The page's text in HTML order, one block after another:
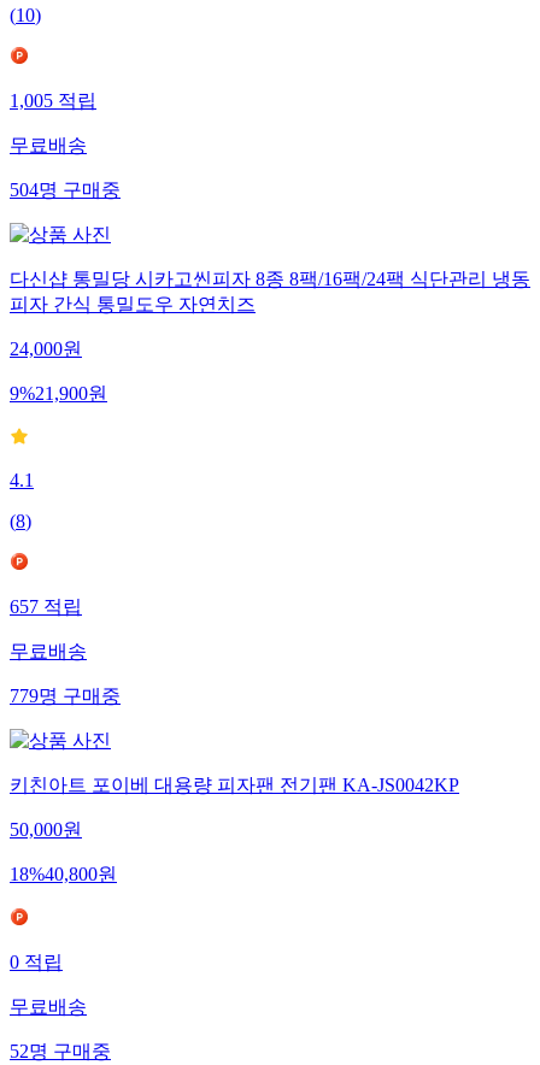
(10)
1,005 적립
무료배송
504명 구매중
다신샵 통밀당 시카고씬피자 8종 8팩/16팩/24팩 식단관리 냉동
피자 간식 통밀도우 자연치즈
24,000원
9%21,900원
4.1
(8)
657 적립
무료배송
779명 구매중
키친아트 포이베 대용량 피자팬 전기팬 KA-JS0042KP
50,000원
18%40,800원
0 적립
무료배송
52명 구매중